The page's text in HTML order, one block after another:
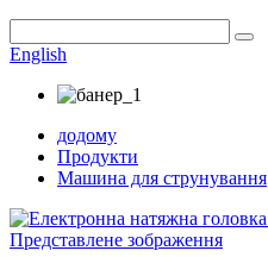
English
додому
Продукти
Машина для струнування